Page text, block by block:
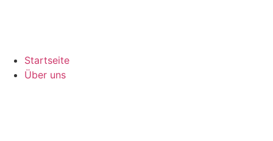
Startseite
Über uns